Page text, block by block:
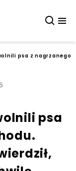
psa z nagrzanego
psa